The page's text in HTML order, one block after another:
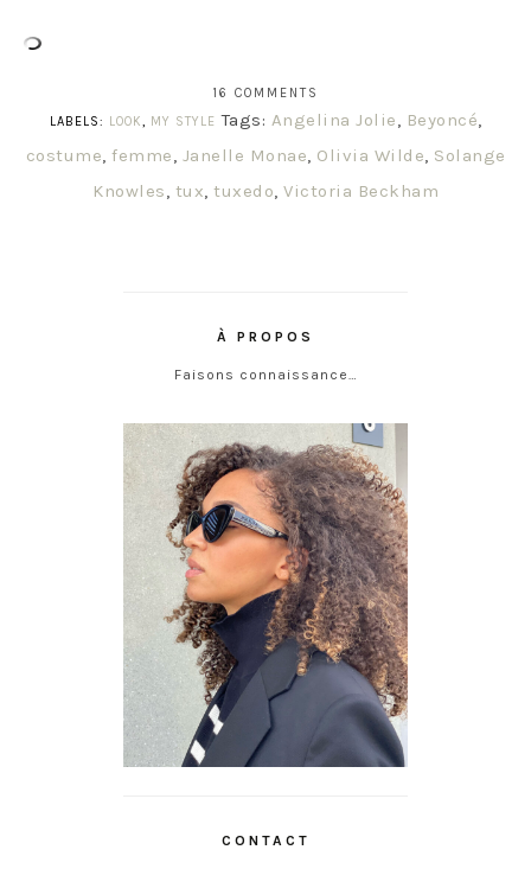
16 COMMENTS
LABELS:
LOOK, MY STYLE Tags: Angelina Jolie, Beyoncé,
costume, femme, Janelle Monae, Olivia Wilde, Solange
Knowles, tux, tuxedo, Victoria Beckham
À PROPOS
Faisons connaissance…
CONTACT